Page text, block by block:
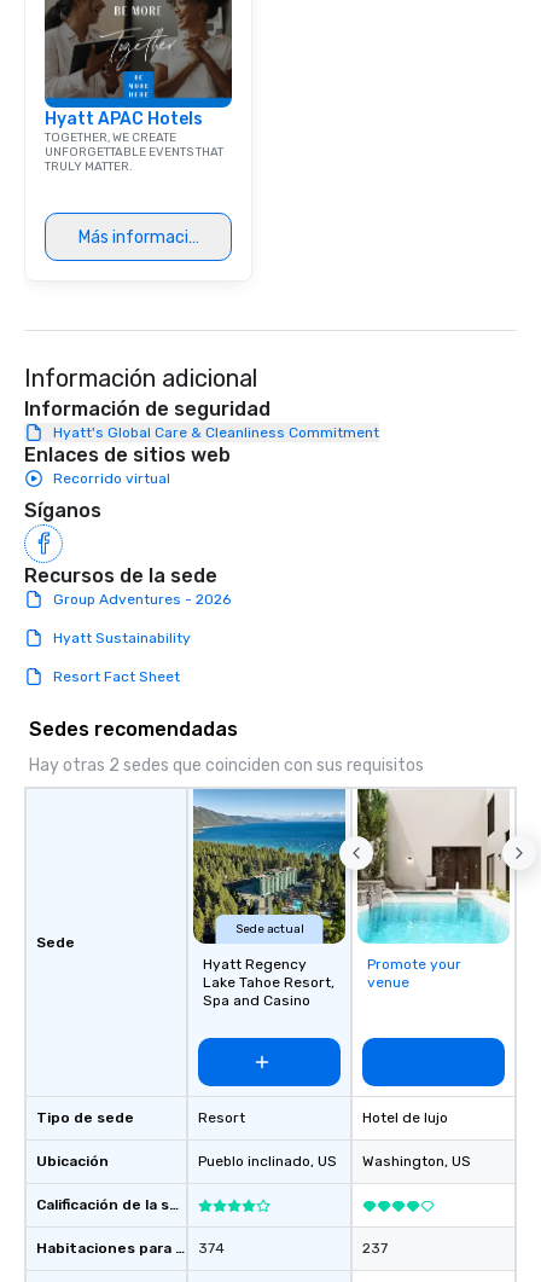
Hyatt APAC Hotels
TOGETHER, WE CREATE
UNFORGETTABLE EVENTS THAT
TRULY MATTER.
Más información
Información adicional
Información de seguridad
Hyatt's Global Care & Cleanliness Commitment
Enlaces de sitios web
Recorrido virtual
Síganos
Recursos de la sede
Group Adventures - 2026
Hyatt Sustainability
Resort Fact Sheet
Sedes recomendadas
Hay otras 2 sedes que coinciden con sus requisitos
Sede
Tipo de sede
Ubicación
Calificación de la sede
Habitaciones para huéspedes
Sede actual
Hyatt Regency
Lake Tahoe Resort,
Spa and Casino
Resort
Pueblo inclinado, US
374
Promote your
venue
Hotel de lujo
Washington, US
237